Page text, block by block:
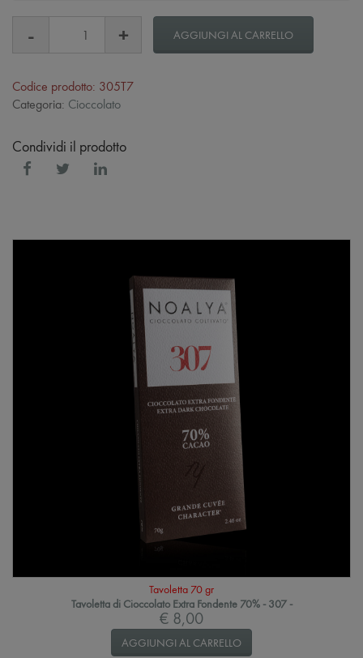
AGGIUNGI AL CARRELLO
Codice prodotto: 305T7
Categoria: Cioccolato
Condividi il prodotto
Tavoletta 70 gr
Tavoletta di Cioccolato Extra Fondente 70% - 307 -
€ 8,00
AGGIUNGI AL CARRELLO